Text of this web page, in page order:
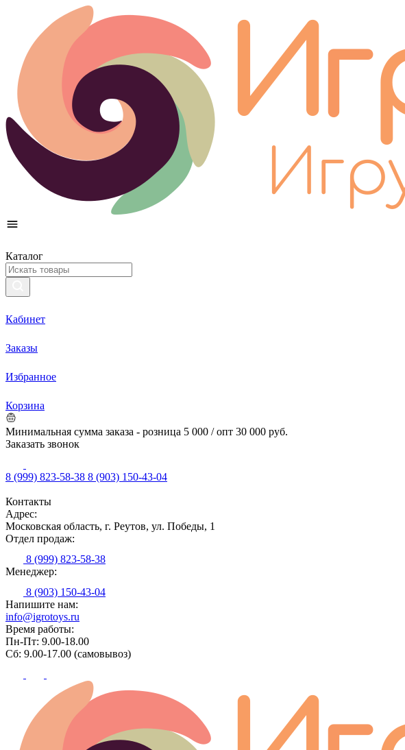
Каталог
Кабинет
Заказы
Избранное
Корзина
Минимальная сумма заказа - розница 5 000 / опт 30 000 руб.
Заказать звонок
8 (999) 823-58-38 8 (903) 150-43-04
Контакты
Адрес:
Московская область, г. Реутов, ул. Победы, 1
Отдел продаж:
8 (999) 823-58-38
Менеджер:
8 (903) 150-43-04
Напишите нам:
info@igrotoys.ru
Время работы:
Пн-Пт: 9.00-18.00
Сб: 9.00-17.00 (самовывоз)